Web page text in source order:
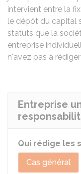
intervient entre la
le dépôt du capital
statuts que la
entreprise
n'avez pas à
Entreprise
Qui rédige les
Cas général